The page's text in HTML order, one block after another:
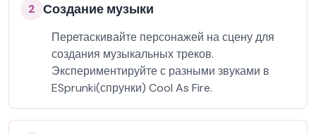
2 Создание музыки
Перетаскивайте персонажей на сцену для
создания музыкальных треков.
Экспериментируйте с разными звуками в
ESprunki(спрунки) Cool As Fire.